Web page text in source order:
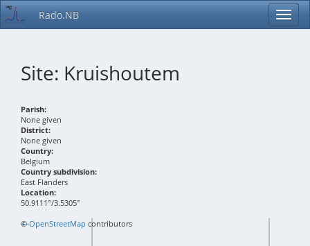
Rado.NB
Site: Kruishoutem
Parish:
None given
District:
None given
Country:
Belgium
Country subdivision:
East Flanders
Location:
50.9111°/3.5305°
+−
©OpenStreetMap contributors